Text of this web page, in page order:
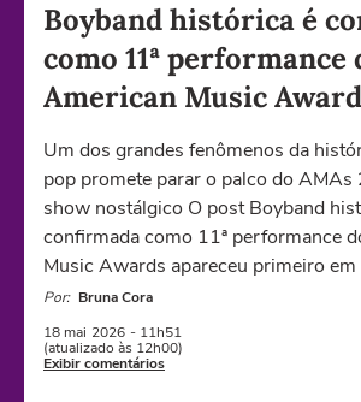
Boyband histórica é
como 11ª performance
American Music
Um dos grandes fenômenos da
pop promete parar o palco do
show nostálgico O post Boyband
confirmada como 11ª performance
Music Awards apareceu primeiro em
Por: Bruna Cora
18 mai 2026 - 11h51
(atualizado às 12h00)
Exibir comentários